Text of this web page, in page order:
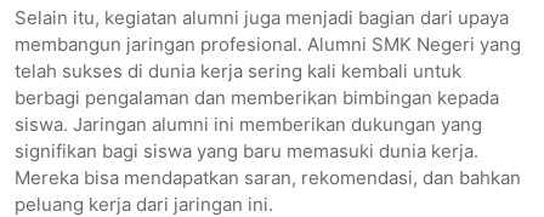
Selain itu, kegiatan alumni juga menjadi bagian dari upaya
membangun jaringan profesional. Alumni SMK Negeri yang
telah sukses di dunia kerja sering kali kembali untuk
berbagi pengalaman dan memberikan bimbingan kepada
siswa. Jaringan alumni ini memberikan dukungan yang
signifikan bagi siswa yang baru memasuki dunia kerja.
Mereka bisa mendapatkan saran, rekomendasi, dan bahkan
peluang kerja dari jaringan ini.